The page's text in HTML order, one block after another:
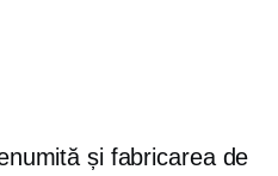
și fabricarea de